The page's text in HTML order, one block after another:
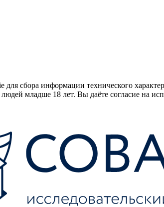
сбора информации технического
младше 18 лет. Вы даёте согласие на